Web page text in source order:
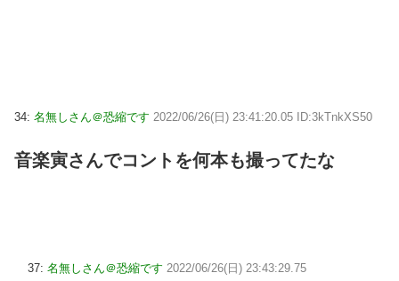
34: 名無しさん＠恐縮です 2022/06/26(日) 23:41:20.05 ID:3kTnkXS50
音楽寅さんでコントを何本も撮ってたな
37: 名無しさん＠恐縮です 2022/06/26(日) 23:43:29.75